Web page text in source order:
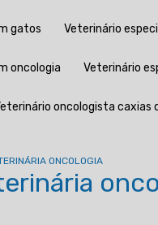
gatos Veterinário
oncologia Veterinário
Veterinário oncologista caxias
ONCOLOGIA